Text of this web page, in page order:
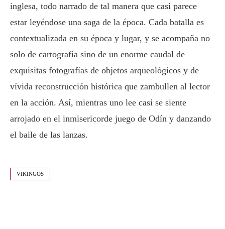
inglesa, todo narrado de tal manera que casi parece
estar leyéndose una saga de la época. Cada batalla es
contextualizada en su época y lugar, y se acompaña no
solo de cartografía sino de un enorme caudal de
exquisitas fotografías de objetos arqueológicos y de
vívida reconstrucción histórica que zambullen al lector
en la acción. Así, mientras uno lee casi se siente
arrojado en el inmisericorde juego de Odín y danzando
el baile de las lanzas.
VIKINGOS